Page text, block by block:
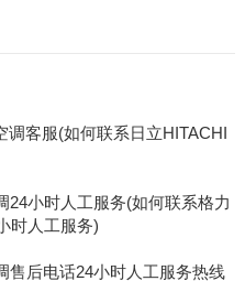
调客服(如何联系日立HITACHI
24小时人工服务(如何联系格力
时人工服务)
售后电话24小时人工服务热线